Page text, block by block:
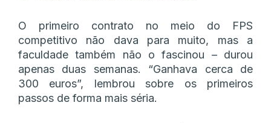
O primeiro contrato no meio do FPS
competitivo não dava para muito, mas a
faculdade também não o fascinou – durou
apenas duas semanas. “Ganhava cerca de
300 euros”, lembrou sobre os primeiros
passos de forma mais séria.